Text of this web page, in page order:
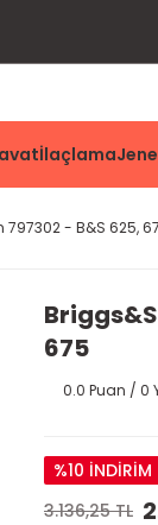
İlaçlama
- B&S 625,
675
0.0 Puan / 0
%10 İNDİRİM
3.136,25 TL